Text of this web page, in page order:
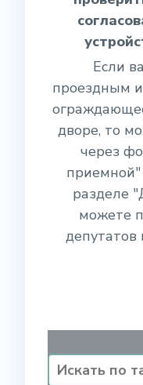
Если
проездным
дворе, то
через
разделе
можете
депутатов